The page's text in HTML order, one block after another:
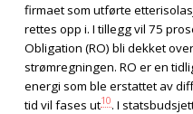
firmaet som utførte
rettes opp i. I tillegg vil 75
Obligation (RO) bli dekket
strømregningen. RO er en
energi som ble erstattet av
tid vil fases ut10. I